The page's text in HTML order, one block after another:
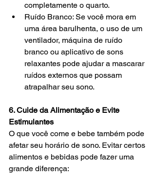
completamente o quarto.
Ruído Branco: Se você mora em
uma área barulhenta, o uso de um
ventilador, máquina de ruído
branco ou aplicativo de sons
relaxantes pode ajudar a mascarar
ruídos externos que possam
atrapalhar seu sono.
6. Cuide da Alimentação e Evite
Estimulantes
O que você come e bebe também pode
afetar seu horário de sono. Evitar certos
alimentos e bebidas pode fazer uma
grande diferença: